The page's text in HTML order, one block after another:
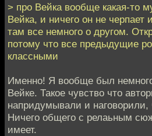
> про Вейка вообще какая-то
Вейка, и ничего он не черпает
там все немного о другом.
потому что все предыдущие
классными
Именно! Я вообще был
Вейке. Такое чувство что
напридумывали и наговорили,
Ничего общего с релаьным
имеет.